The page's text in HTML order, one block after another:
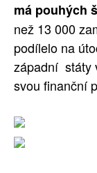
má pouhých
než 13 000
podílelo na
západní státy
svou finanční